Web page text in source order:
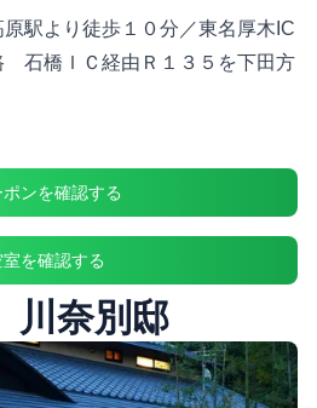
駅より徒歩１０分／東名厚木IC
石橋ＩＣ経由Ｒ１３５を下田方
ポンを確認する
室を確認する
奈別邸